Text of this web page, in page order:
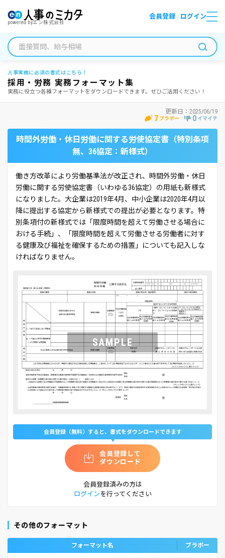
powered byエン株式会社
会員登録 / ログイン
人事実務に必須の書式はこちら！
採用・労務 実務フォーマット集
実務に役立つ各種フォーマットをダウンロードできます。ぜひご活用ください！
更新日： 2025/06/19
7 ブラボー 0 イマイチ
時間外労働・休日労働に関する労使協定書（特別条項
無、36協定：新様式）
働き方改革により労働基準法が改正され、時間外労働・休日
労働に関する労使協定書（いわゆる36協定）の用紙も新様式
になりました。大企業は2019年4月、中小企業は2020年4月以
降に提出する協定から新様式での提出が必要となります。特
別条項付の新様式では「限度時間を超えて労働させる場合に
おける手続」、「限度時間を超えて労働させる労働者に対す
る健康及び福祉を確保するための措置」についても記入しな
ければなりません。
会員登録（無料）すると、書式をダウンロードできます
会員登録して
ダウンロード
会員登録済みの方は
ログインを行ってください
その他のフォーマット
フォーマット名 ブラボー